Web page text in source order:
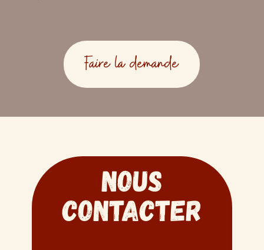
Faire la demande
Nous
contacter